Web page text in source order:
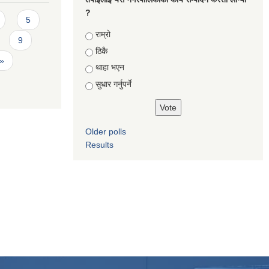
5
9
?
Choices
राम्रो
ठिकै
थाहा भएन
सुधार गर्नुपर्ने
Older polls
Results